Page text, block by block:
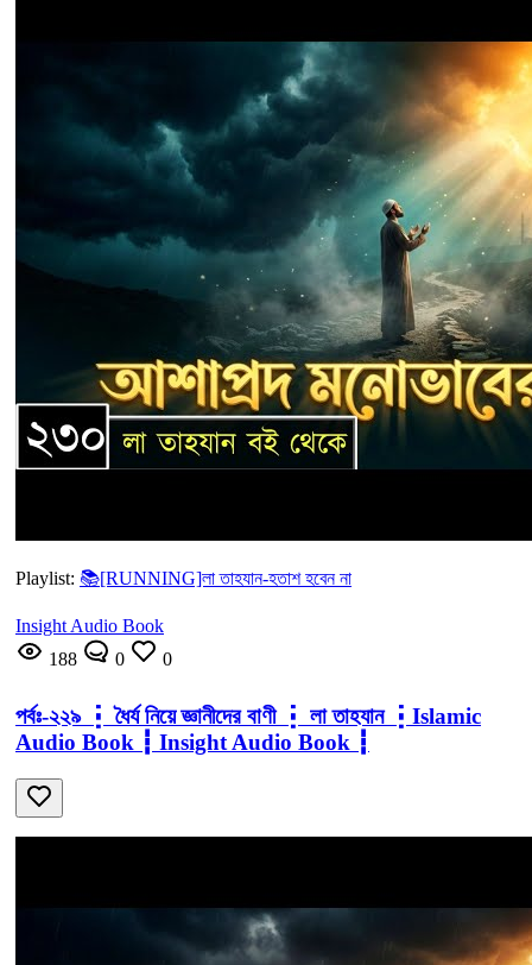
Playlist: 📚[RUNNING]লা তাহযান-হতাশ হবেন না
Insight Audio Book
188
0 0
পর্বঃ-২২৯ ┇ ধৈর্য নিয়ে জ্ঞানীদের বাণী ┇ লা তাহযান ┇Islamic
Audio Book ┇ Insight Audio Book ┇